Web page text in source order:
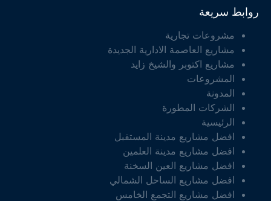
روابط سريعة
مشروعات تجارية
مشاريع العاصمة الادارية الجديدة
مشاريع اكتوبر والشيخ زايد
المشروعات
المدونة
الشركات المطورة
الرئيسية
افضل مشاريع مدينة المستقبل
افضل مشاريع مدينة العلمين
افضل مشاريع العين السخنة
افضل مشاريع الساحل الشمالي
افضل مشاريع التجمع الخامس